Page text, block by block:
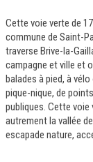
Cette voie verte de
commune de Saint-
traverse Brive-la-
campagne et ville et
balades à pied, à
pique-nique, de
publiques. Cette voie
autrement la vallée
escapade nature,